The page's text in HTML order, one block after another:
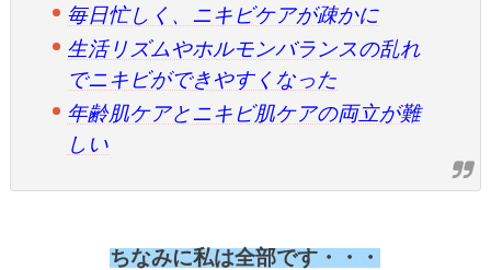
毎日忙しく、ニキビケアが疎かに
生活リズムやホルモンバランスの乱れ
でニキビができやすくなった
年齢肌ケアとニキビ肌ケアの両立が難
しい
ちなみに私は全部です・・・